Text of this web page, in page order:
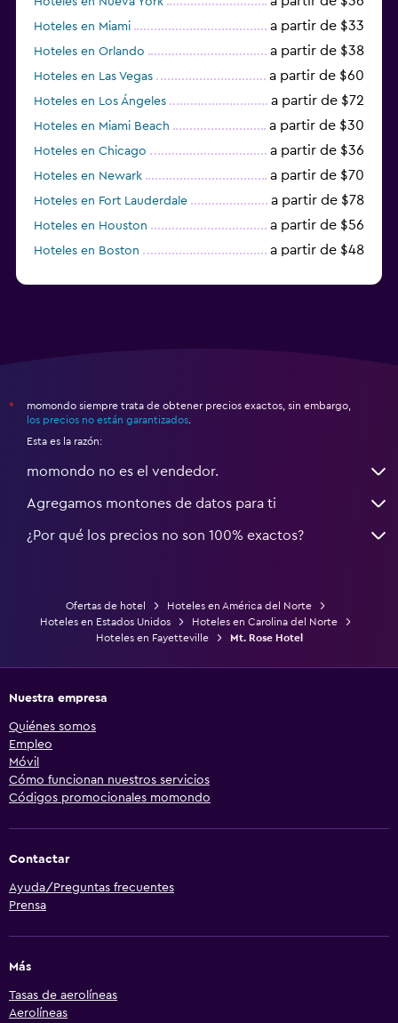
Hoteles en Miami a partir de $33
Hoteles en Orlando a partir de $38
Hoteles en Las Vegas a partir de $60
Hoteles en Los Ángeles a partir de $72
Hoteles en Miami Beach a partir de $30
Hoteles en Chicago a partir de $36
Hoteles en Newark a partir de $70
Hoteles en Fort Lauderdale a partir de $78
Hoteles en Houston a partir de $56
Hoteles en Boston a partir de $48
*
momondo siempre trata de obtener precios exactos, sin embargo,
los precios no están garantizados
Esta es la razón:
momondo no es el vendedor.
Agregamos montones de datos para ti
¿Por qué los precios no son 100% exactos?
Ofertas de hotel
Hoteles en América del Norte
Hoteles en Estados Unidos
Hoteles en Carolina del Norte
Hoteles en Fayetteville
Mt. Rose Hotel
Nuestra empresa
Quiénes somos
Empleo
Móvil
Cómo funcionan nuestros servicios
Códigos promocionales momondo
Contactar
Ayuda/Preguntas frecuentes
Prensa
Más
Tasas de aerolíneas
Aerolíneas